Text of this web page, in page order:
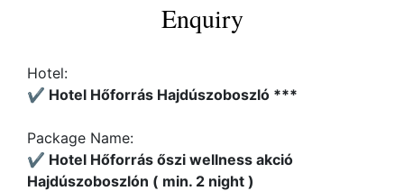
Enquiry
Hotel:
✔️ Hotel Hőforrás Hajdúszoboszló ***
Package Name:
✔️ Hotel Hőforrás őszi wellness akció
Hajdúszoboszlón ( min. 2 night )